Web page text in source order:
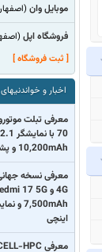
موبایل وان
فروشگاه اپل
[ ثبت فروشگاه ]
اخبار و
10,200mAh و پشتیبانی از 5G
اینچی